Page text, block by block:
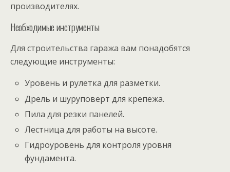
производителях.
Необходимые инструменты
Для строительства гаража вам понадобятся
следующие инструменты:
Уровень и рулетка для разметки.
Дрель и шуруповерт для крепежа.
Пила для резки панелей.
Лестница для работы на высоте.
Гидроуровень для контроля уровня
фундамента.